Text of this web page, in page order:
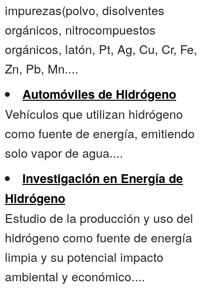
impurezas(polvo, disolventes
orgánicos, nitrocompuestos
orgánicos, latón, Pt, Ag, Cu, Cr, Fe,
Zn, Pb, Mn....
Automóviles de Hidrógeno
Vehículos que utilizan hidrógeno
como fuente de energía, emitiendo
solo vapor de agua....
Investigación en Energía de
Hidrógeno
Estudio de la producción y uso del
hidrógeno como fuente de energía
limpia y su potencial impacto
ambiental y económico....